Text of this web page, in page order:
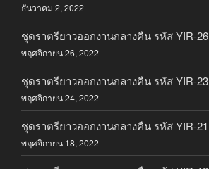
ธันวาคม 2, 2022
ชุดราตรียาวออกงานกลางคืน รหัส YIR-26
พฤศจิกายน 26, 2022
ชุดราตรียาวออกงานกลางคืน รหัส YIR-23
พฤศจิกายน 24, 2022
ชุดราตรียาวออกงานกลางคืน รหัส YIR-21
พฤศจิกายน 18, 2022